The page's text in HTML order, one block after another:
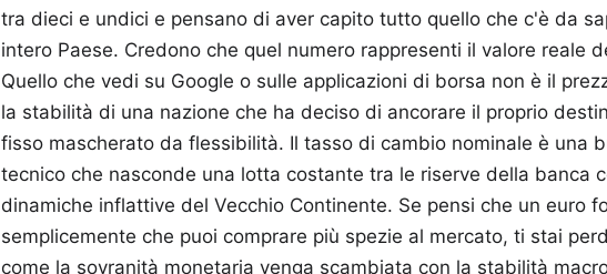
tra dieci e undici e pensano di aver capito tutto quello che c'è da
intero Paese. Credono che quel numero rappresenti il valore reale
Quello che vedi su Google o sulle applicazioni di borsa non è il
la stabilità di una nazione che ha deciso di ancorare il proprio
fisso mascherato da flessibilità. Il tasso di cambio nominale è una
tecnico che nasconde una lotta costante tra le riserve della banca
dinamiche inflattive del Vecchio Continente. Se pensi che un euro
semplicemente che puoi comprare più spezie al mercato, ti stai
come la sovranità monetaria venga scambiata con la stabilità